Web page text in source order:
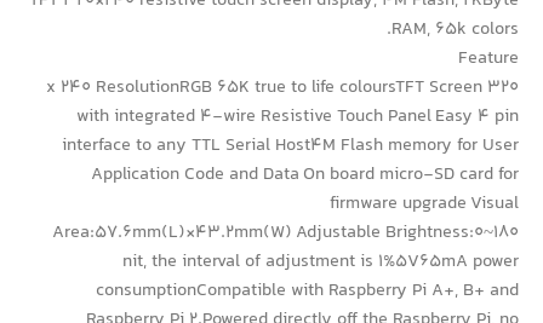
RAM, 65k colors.
Feature
320 x 240 ResolutionRGB 65K true to life coloursTFT Screen
with integrated 4-wire Resistive Touch Panel Easy 4 pin
interface to any TTL Serial Host4M Flash memory for User
Application Code and Data On board micro-SD card for
firmware upgrade Visual
Area:57.6mm(L)×43.2mm(W) Adjustable Brightness:0~180
nit, the interval of adjustment is 1%5V65mA power
consumptionCompatible with Raspberry Pi A+, B+ and